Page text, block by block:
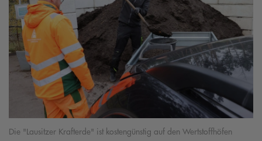
Die "Lausitzer Krafterde" ist kostengünstig auf den Wertstoffhöfen